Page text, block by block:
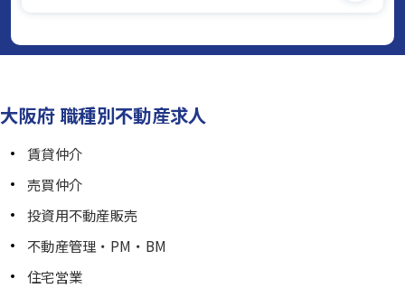
大阪府 職種別不動産求人
賃貸仲介
売買仲介
投資用不動産販売
不動産管理・PM・BM
住宅営業